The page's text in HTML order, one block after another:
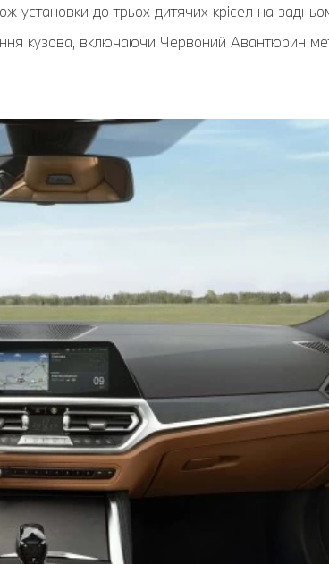
установки до трьох дитячих крісел на
кузова, включаючи Червоний Авантюрин